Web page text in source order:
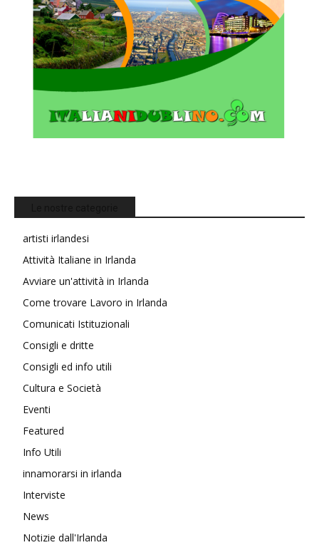
artisti irlandesi
Attività Italiane in Irlanda
Avviare un'attività in Irlanda
Come trovare Lavoro in Irlanda
Comunicati Istituzionali
Consigli e dritte
Consigli ed info utili
Cultura e Società
Eventi
Featured
Info Utili
innamorarsi in irlanda
Interviste
News
Notizie dall'Irlanda